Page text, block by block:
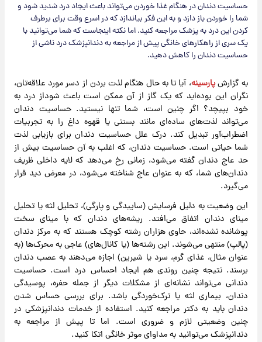
حساسیت دندان در هنگام غذا خوردن می‌تواند باعث ایجاد درد شدید شود و
شما را خوردن باز دازد و به این فکر بیاندازد که در اسرع وقت برای برطرف
کردن این درد به پزشک مراجعه کنید. اما نکته اینجاست که شما می‌توانید با
یک سری از راهکارهای خانگی پیش از مراجعه به دندانپزشک درد ناشی از
حساسیت دندان را کاهش دهید.
به گزارشپارسینه، آیا تا به حال هنگام لذت بردن از دسر مورد علاقه‌تان،
نگران این بوده‌اید که یک گاز از آن ممکن است باعث شوداز درد به
خود بپیچد؟ اگر چنین است، شما تنها نیستید. حساسیت دندان
می‌تواند لذت‌های ساده‌ای مانند بستنی یا قهوه داغ را به تجربیات
اضطراب‌آور تبدیل کند. درک علل حساسیت دندان برای بازیابی لذت
شما حیاتی است. حساسیت دندان، که اغلب به آن حساسیت بیش از
حد عاج دندان گفته می‌شود، زمانی رخ می‌دهد که لایه داخلی ظریف
دندان‌های شما، که به عنوان عاج شناخته می‌شود، در معرض دید قرار
می‌گیرد.
این وضعیت به دلیل فرسایش (ساییدگی و پارگی)، تحلیل لثه یا تحلیل
مینای دندان اتفاق می‌افتد. ریشه‌های دندان که با مینای سخت
پوشانده نشده‌اند، حاوی هزاران رشته کوچک هستند که به مرکز دندان
(پالپ) منتهی می‌شوند. این رشته‌ها (یا کانال‌های) عاجی به محرک‌ها (به
عنوان مثال، غذای گرم، سرد یا شیرین) اجازه می‌دهند به عصب دندان
برسند. نتیجه چنین روندی هم ایجاد احساس درد است. حساسیت
دندانی می‌تواند نشانه‌ای از مشکلات دیگر از جمله حفره، پوسیدگی
دندان، بیماری لثه یا ترک‌خوردگی باشد. برای بررسی حساس شدن
دندان باید به دکتر مراجعه کنید. استفاده از خدمات دندانپزشکی در
چنین وضعیتی لازم و ضروری است. اما تا پیش از مراجعه به
دندانپزشک می‌توانید به مداوای موثر خانگی اتکا کنید.